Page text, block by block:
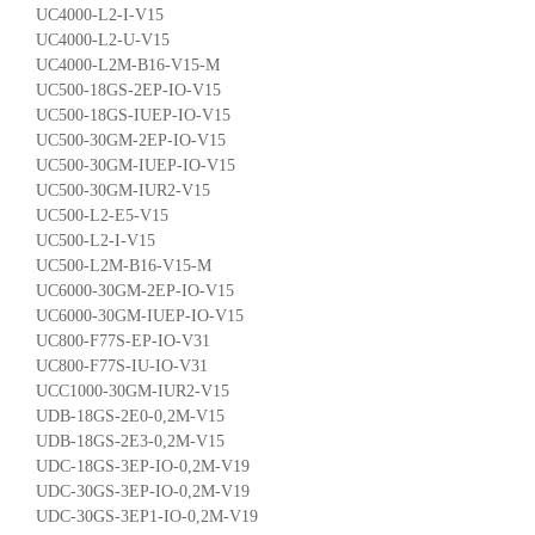
UC4000-L2-I-V15
UC4000-L2-U-V15
UC4000-L2M-B16-V15-M
UC500-18GS-2EP-IO-V15
UC500-18GS-IUEP-IO-V15
UC500-30GM-2EP-IO-V15
UC500-30GM-IUEP-IO-V15
UC500-30GM-IUR2-V15
UC500-L2-E5-V15
UC500-L2-I-V15
UC500-L2M-B16-V15-M
UC6000-30GM-2EP-IO-V15
UC6000-30GM-IUEP-IO-V15
UC800-F77S-EP-IO-V31
UC800-F77S-IU-IO-V31
UCC1000-30GM-IUR2-V15
UDB-18GS-2E0-0,2M-V15
UDB-18GS-2E3-0,2M-V15
UDC-18GS-3EP-IO-0,2M-V19
UDC-30GS-3EP-IO-0,2M-V19
UDC-30GS-3EP1-IO-0,2M-V19